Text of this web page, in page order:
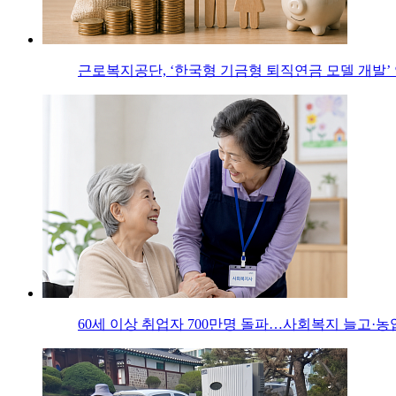
근로복지공단, ‘한국형 기금형 퇴직연금 모델 개발
60세 이상 취업자 700만명 돌파…사회복지 늘고·농